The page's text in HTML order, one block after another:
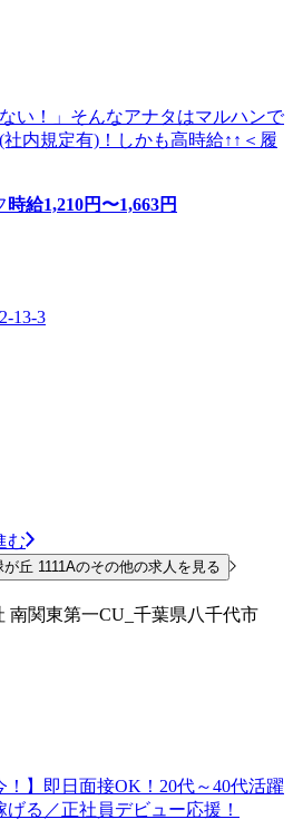
い！」そんなアナタはマルハンで
内規定有)！しかも高時給↑↑＜履
時給1,210円〜1,663円
13-3
む
丘 1111Aのその他の求人を見る
南関東第一CU_千葉県八千代市
！】即日面接OK！20代～40代活躍
る／正社員デビュー応援！